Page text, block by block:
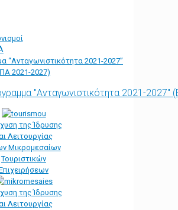
“Ανταγωνιστικότητα 2021-2027”
2021-2027)
"Ανταγωνιστικότητα 2021-
της Ίδρυσης
Λειτουργίας
Μικρομεσαίων
Τουριστικών
της Ίδρυσης
Λειτουργίας